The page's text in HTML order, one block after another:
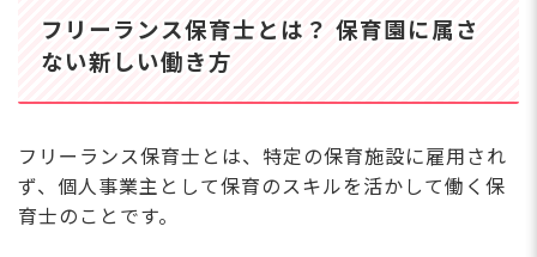
確定申告や経理を自分でやる必要がある
孤独になりやすい
フリーランス保育士の年収・収入のリアル
正社員保育士の平均年収との比較
収入を上げるためにできること
扶養内でフリーランス保育士として働くメリット
フリーランス保育士とは？ 保育園に属さ
ない新しい働き方
フリーランス保育士とは、特定の保育施設に雇用され
ず、個人事業主として保育のスキルを活かして働く保
育士のことです。